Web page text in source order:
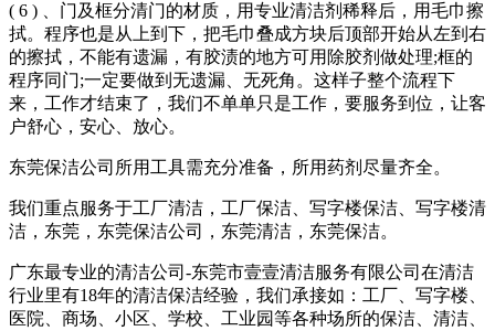
( 6 ) 、门及框分清门的材质，用专业清洁剂稀释后，用毛巾擦
拭。程序也是从上到下，把毛巾叠成方块后顶部开始从左到右
的擦拭，不能有遗漏，有胶渍的地方可用除胶剂做处理;框的
程序同门;一定要做到无遗漏、无死角。这样子整个流程下
来，工作才结束了，我们不单单只是工作，要服务到位，让客
户舒心，安心、放心。
东莞保洁公司所用工具需充分准备，所用药剂尽量齐全。
我们重点服务于工厂清洁，工厂保洁、写字楼保洁、写字楼清
洁，东莞，东莞保洁公司，东莞清洁，东莞保洁。
广东最专业的清洁公司-东莞市壹壹清洁服务有限公司在清洁
行业里有18年的清洁保洁经验，我们承接如：工厂、写字楼、
医院、商场、小区、学校、工业园等各种场所的保洁、清洁、